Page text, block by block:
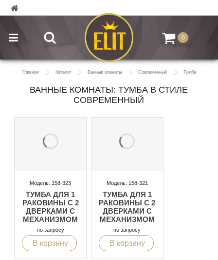
0
Главная Каталог Ванные комнаты Современный Тумба
ВАННЫЕ КОМНАТЫ: ТУМБА В СТИЛЕ
СОВРЕМЕННЫЙ
Модель: 158-323
ТУМБА ДЛЯ 1
РАКОВИНЫ С 2
ДВЕРКАМИ С
МЕХАНИЗМОМ
PUSH-PULL
по запросу
В корзину
Модель: 158-321
ТУМБА ДЛЯ 1
РАКОВИНЫ С 2
ДВЕРКАМИ С
МЕХАНИЗМОМ
PUSH-PULL
по запросу
В корзину